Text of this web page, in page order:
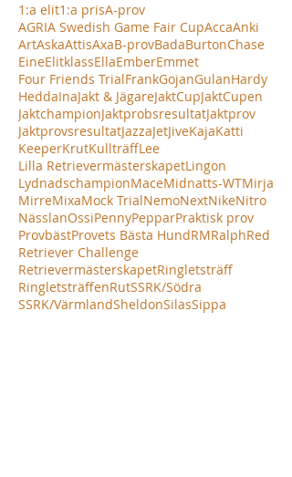
1:a elit1:a prisA-prov
AGRIA Swedish Game Fair CupAccaAnki
ArtAskaAttisAxaB-provBadaBurtonChase
EineElitklassEllaEmberEmmet
Four Friends TrialFrankGojanGulanHardy
HeddaInaJakt & JägareJaktCupJaktCupen
JaktchampionJaktprobsresultatJaktprov
JaktprovsresultatJazzaJetJiveKajaKatti
KeeperKrutKullträffLee
Lilla RetrievermästerskapetLingon
LydnadschampionMaceMidnatts-WTMirja
MirreMixaMock TrialNemoNextNikeNitro
NässlanOssiPennyPepparPraktisk prov
ProvbästProvets Bästa HundRMRalphRed
Retriever Challenge
RetrievermästerskapetRingletsträff
RingletsträffenRutSSRK/Södra
SSRK/VärmlandSheldonSilasSippa